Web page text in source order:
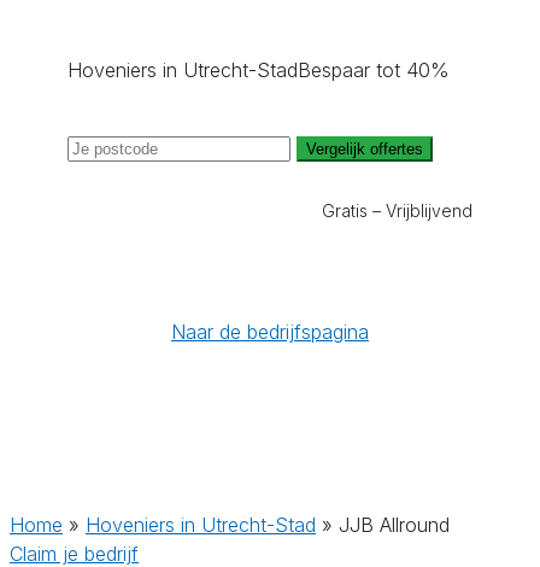
Hoveniers in Utrecht-StadBespaar tot 40%
Vergelijk offertes
Gratis – Vrijblijvend
Naar de bedrijfspagina
Home » Hoveniers in Utrecht-Stad » JJB Allround
Claim je bedrijf